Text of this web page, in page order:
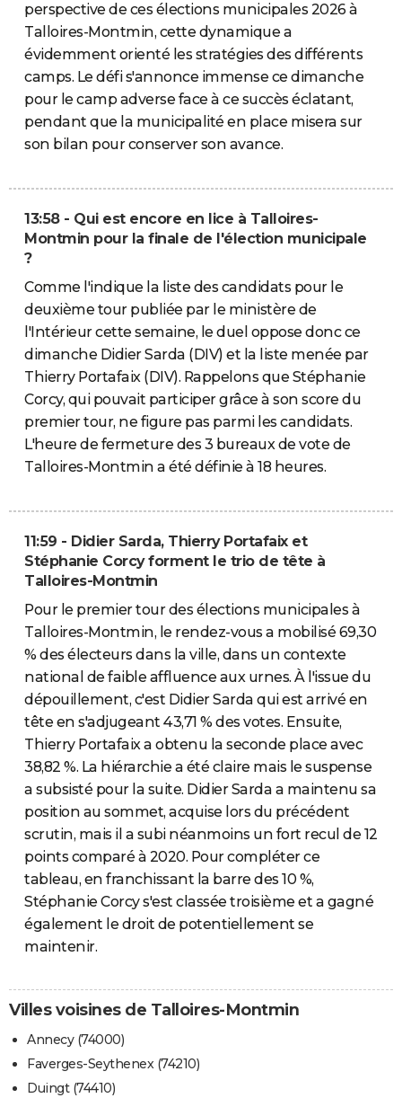
perspective de ces élections municipales 2026 à
Talloires-Montmin, cette dynamique a
évidemment orienté les stratégies des différents
camps. Le défi s'annonce immense ce dimanche
pour le camp adverse face à ce succès éclatant,
pendant que la municipalité en place misera sur
son bilan pour conserver son avance.
13:58 - Qui est encore en lice à Talloires-
Montmin pour la finale de l'élection municipale
?
Comme l'indique la liste des candidats pour le
deuxième tour publiée par le ministère de
l'Intérieur cette semaine, le duel oppose donc ce
dimanche Didier Sarda (DIV) et la liste menée par
Thierry Portafaix (DIV). Rappelons que Stéphanie
Corcy, qui pouvait participer grâce à son score du
premier tour, ne figure pas parmi les candidats.
L'heure de fermeture des 3 bureaux de vote de
Talloires-Montmin a été définie à 18 heures.
11:59 - Didier Sarda, Thierry Portafaix et
Stéphanie Corcy forment le trio de tête à
Talloires-Montmin
Pour le premier tour des élections municipales à
Talloires-Montmin, le rendez-vous a mobilisé 69,30
% des électeurs dans la ville, dans un contexte
national de faible affluence aux urnes. À l'issue du
dépouillement, c'est Didier Sarda qui est arrivé en
tête en s'adjugeant 43,71 % des votes. Ensuite,
Thierry Portafaix a obtenu la seconde place avec
38,82 %. La hiérarchie a été claire mais le suspense
a subsisté pour la suite. Didier Sarda a maintenu sa
position au sommet, acquise lors du précédent
scrutin, mais il a subi néanmoins un fort recul de 12
points comparé à 2020. Pour compléter ce
tableau, en franchissant la barre des 10 %,
Stéphanie Corcy s'est classée troisième et a gagné
également le droit de potentiellement se
maintenir.
Villes voisines de Talloires-Montmin
Annecy (74000)
Faverges-Seythenex (74210)
Duingt (74410)